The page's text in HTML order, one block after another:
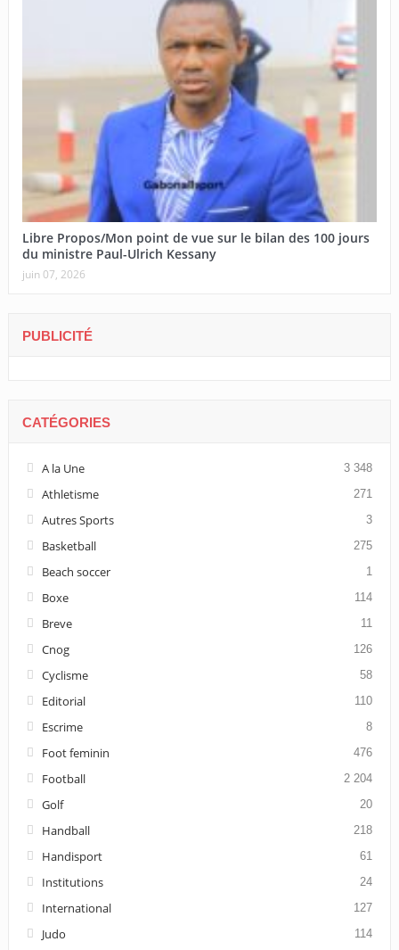
Libre Propos/Mon point de vue sur le bilan des 100 jours
du ministre Paul-Ulrich Kessany
juin 07, 2026
PUBLICITÉ
CATÉGORIES
A la Une 3 348
Athletisme 271
Autres Sports 3
Basketball 275
Beach soccer 1
Boxe 114
Breve 11
Cnog 126
Cyclisme 58
Editorial 110
Escrime 8
Foot feminin 476
Football 2 204
Golf 20
Handball 218
Handisport 61
Institutions 24
International 127
Judo 114